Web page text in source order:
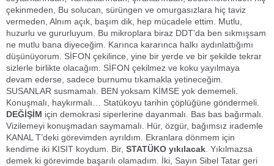
çekinmeden, Bu solucan, sürüngen ve omurgasızlara hiç taviz
vermeden, Alnım açık, başım dik, hep mücadele ettim. Mutlu,
huzurlu ve gururluyum. Bu mikroplara biraz DDT’da ben sıkmışsam
ne mutlu bana diyeceğim. Karınca kararınca halkı aydınlattığımı
düşünüyorum. SİFON çekilince, yine bir yerde ve bir şekilde tekrar
sizlerle birlikte olacağım. SİFON çekilmez ve koku yayılmaya
devam ederse, sadece burnumu tıkamakla yetineceğim.
SUSANLAR susmamalı. BEN yoksam KİMSE yok dememeli.
Konuşmalı, haykırmalı… Statükoyu tarihin çöplüğüne göndermeli.
DEĞİŞİM için demokrasi siperlerine dayanmalı. Bas bas bağırmalı.
Vizilemeyi konuşmadan saymamalı. Hür, özgür, bağımsız irademle
KANAL T’deki görevimden ayrıldım. Ekranlara dönmem için
kendime iki KISIT koydum. Bir, STATÜKO yıkılacak . Yıkılmazsa
demek ki görevimde başarılı olamadım. İki, Sayın Sibel Tatar geri